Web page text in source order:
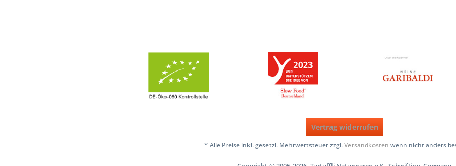
Vertrag widerrufen
* Alle Preise inkl. gesetzl. Mehrwertsteuer zzgl.Versandkosten wenn nicht anders